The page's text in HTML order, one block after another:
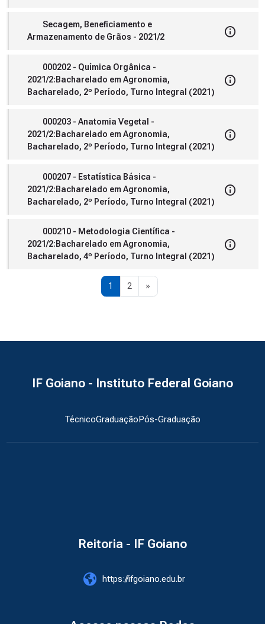
Secagem, Beneficiamento e
Armazenamento de Grãos - 2021/2
000202 - Química Orgânica -
2021/2:Bacharelado em Agronomia,
Bacharelado, 2º Período, Turno Integral (2021)
000203 - Anatomia Vegetal -
2021/2:Bacharelado em Agronomia,
Bacharelado, 2º Período, Turno Integral (2021)
000207 - Estatística Básica -
2021/2:Bacharelado em Agronomia,
Bacharelado, 2º Período, Turno Integral (2021)
000210 - Metodologia Científica -
2021/2:Bacharelado em Agronomia,
Bacharelado, 4º Período, Turno Integral (2021)
1 Page 1
2Page 2
»
IF Goiano - Instituto Federal Goiano
TécnicoGraduaçãoPós-Graduação
Reitoria - IF Goiano
https://ifgoiano.edu.br